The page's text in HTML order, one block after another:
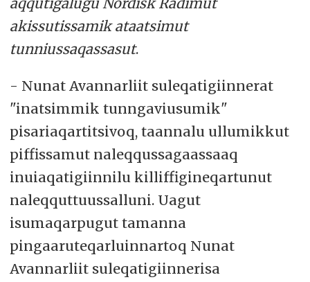
akissutissamik ataatsimut
tunniussaqassasut.
- Nunat Avannarliit suleqatigiinnerat
"inatsimmik tunngaviusumik"
pisariaqartitsivoq, taannalu ullumikkut
piffissamut naleqqussagaassaaq
inuiaqatigiinnilu killiffigineqartunut
naleqquttuussalluni. Uagut
isumaqarpugut tamanna
pingaaruteqarluinnartoq Nunat
Avannarliit suleqatigiinnerisa